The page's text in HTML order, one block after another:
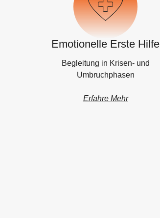
Emotionelle Erste Hilfe
Begleitung in Krisen- und
Umbruchphasen
Erfahre Mehr